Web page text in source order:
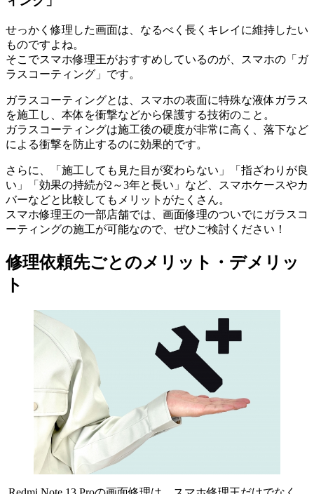
せっかく修理した画面は、なるべく長くキレイに維持したい
ものですよね。
そこでスマホ修理王がおすすめしているのが、スマホの「ガ
ラスコーティング」です。
ガラスコーティングとは、スマホの表面に特殊な液体ガラス
を施工し、本体を衝撃などから保護する技術のこと。
ガラスコーティングは施工後の硬度が非常に高く、落下など
による衝撃を防止するのに効果的です。
さらに、「施工しても見た目が変わらない」「指ざわりが良
い」「効果の持続が2～3年と長い」など、スマホケースやカ
バーなどと比較してもメリットがたくさん。
スマホ修理王の一部店舗では、画面修理のついでにガラスコ
ーティングの施工が可能なので、ぜひご検討ください！
修理依頼先ごとのメリット・デメリッ
ト